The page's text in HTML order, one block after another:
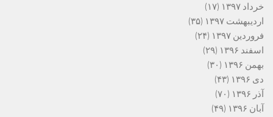
خرداد ۱۳۹۷
(۱۷)
اردیبهشت ۱۳۹۷
(۳۵)
فروردین ۱۳۹۷
(۲۴)
اسفند ۱۳۹۶
(۲۹)
بهمن ۱۳۹۶
(۳۰)
دی ۱۳۹۶
(۴۳)
آذر ۱۳۹۶
(۷۰)
آبان ۱۳۹۶
(۴۹)